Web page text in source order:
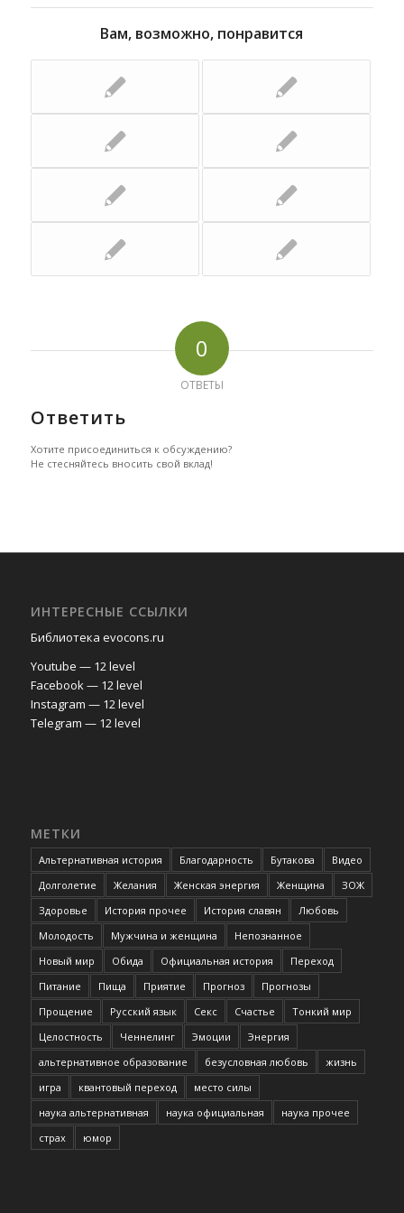
Вам, возможно, понравится
0
ОТВЕТЫ
Ответить
Хотите присоединиться к обсуждению?
Не стесняйтесь вносить свой вклад!
ИНТЕРЕСНЫЕ ССЫЛКИ
Библиотека evocons.ru
Youtube — 12 level
Facebook — 12 level
Instagram — 12 level
Telegram — 12 level
МЕТКИ
Альтернативная история Благодарность Бутакова
Видео
Долголетие
Желания Женская энергия Женщина
ЗОЖ
Здоровье
История прочее История славян
Любовь
Молодость
Мужчина и женщина
Непознанное
Новый мир
Обида Официальная история
Переход
Питание
Пища Приятие Прогноз
Прогнозы
Прощение
Русский язык Секс Счастье
Тонкий мир
Целостность
Ченнелинг Эмоции
Энергия
альтернативное образование
безусловная любовь
жизнь
игра
квантовый переход
место силы
наука альтернативная
наука официальная
наука прочее
страх
юмор